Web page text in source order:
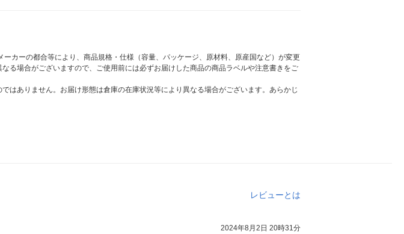
カーの都合等により、商品規格・仕様（容量、パッケージ、原材料、原産国など）が変更
る場合がございますので、ご使用前には必ずお届けした商品の商品ラベルや注意書きをご
はありません。お届け形態は倉庫の在庫状況等により異なる場合がございます。あらかじ
レビューとは
2024年8月2日 20時31分